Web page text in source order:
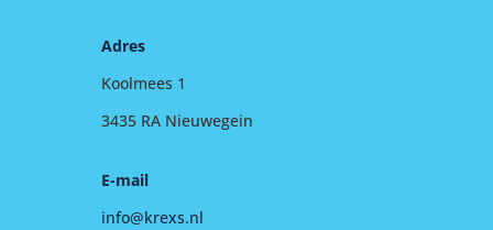
Adres
Koolmees 1
3435 RA Nieuwegein
E-mail
info@krexs.nl